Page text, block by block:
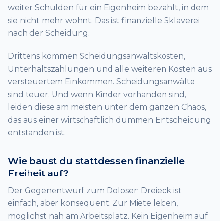
weiter Schulden für ein Eigenheim bezahlt, in dem
sie nicht mehr wohnt. Das ist finanzielle Sklaverei
nach der Scheidung.
Drittens kommen Scheidungsanwaltskosten,
Unterhaltszahlungen und alle weiteren Kosten aus
versteuertem Einkommen. Scheidungsanwälte
sind teuer. Und wenn Kinder vorhanden sind,
leiden diese am meisten unter dem ganzen Chaos,
das aus einer wirtschaftlich dummen Entscheidung
entstanden ist.
Wie baust du stattdessen finanzielle
Freiheit auf?
Der Gegenentwurf zum Dolosen Dreieck ist
einfach, aber konsequent. Zur Miete leben,
möglichst nah am Arbeitsplatz. Kein Eigenheim auf